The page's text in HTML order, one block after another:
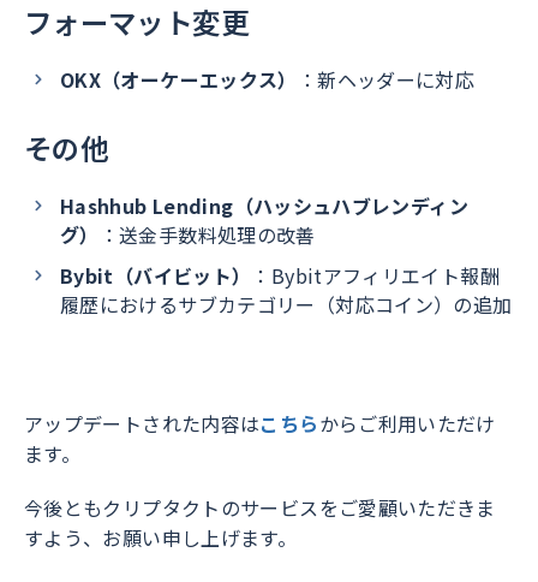
フォーマット変更
OKX（オーケーエックス） ：新ヘッダーに対応
その他
Hashhub Lending（ハッシュハブレンディン
グ）
：送金手数料処理の改善
Bybit（バイビット）
：Bybitアフィリエイト報酬
履歴におけるサブカテゴリー（対応コイン）の追加
アップデートされた内容はこちらからご利用いただけ
ます。
今後ともクリプタクトのサービスをご愛顧いただきま
すよう、お願い申し上げます。